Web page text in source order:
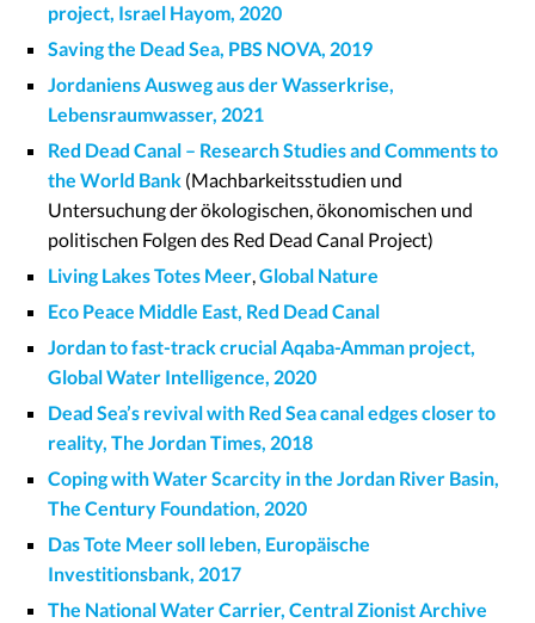
project, Israel Hayom, 2020
Saving the Dead Sea, PBS NOVA, 2019
Jordaniens Ausweg aus der Wasserkrise,
Lebensraumwasser, 2021
Red Dead Canal – Research Studies and Comments to
the World Bank (Machbarkeitsstudien und
Untersuchung der ökologischen, ökonomischen und
politischen Folgen des Red Dead Canal Project)
Living Lakes Totes Meer,Global Nature
Eco Peace Middle East, Red Dead Canal
Jordan to fast-track crucial Aqaba-Amman project,
Global Water Intelligence, 2020
Dead Sea’s revival with Red Sea canal edges closer to
reality, The Jordan Times, 2018
Coping with Water Scarcity in the Jordan River Basin,
The Century Foundation, 2020
Das Tote Meer soll leben, Europäische
Investitionsbank, 2017
The National Water Carrier, Central Zionist Archive